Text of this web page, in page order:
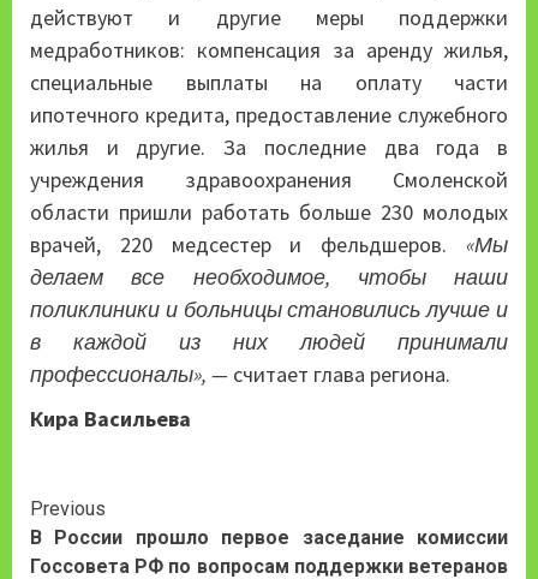
действуют и другие меры поддержки
медработников: компенсация за аренду жилья,
специальные выплаты на оплату части
ипотечного кредита, предоставление служебного
жилья и другие. За последние два года в
учреждения здравоохранения Смоленской
области пришли работать больше 230 молодых
врачей, 220 медсестер и фельдшеров. «Мы
делаем все необходимое, чтобы наши
поликлиники и больницы становились лучше и
в каждой из них людей принимали
профессионалы», — считает глава региона.
Кира Васильева
Continue
Reading
Previous
В России прошло первое заседание комиссии
Госсовета РФ по вопросам поддержки ветеранов